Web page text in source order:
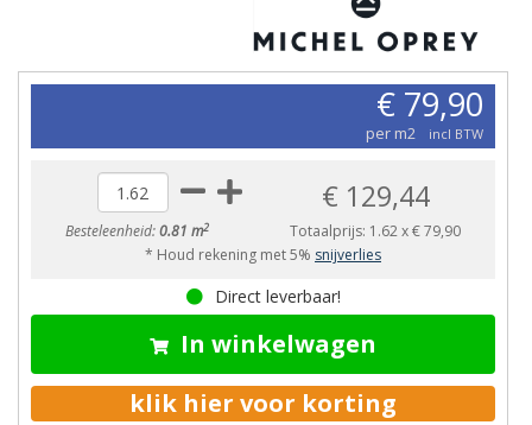
€ 79,90
per m2 incl BTW
Besteleenheid:0.81 m2
€ 129,44
Totaalprijs: 1.62x€ 79,90
* Houd rekening met 5% snijverlies
Direct leverbaar!
In winkelwagen
klik hier voor korting